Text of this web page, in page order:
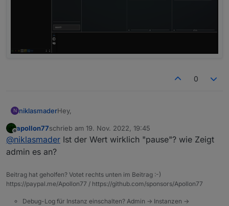
0
N niklasmaderHey,
mag mir einer bei einem ganz einfachen Skript
helfen? Ich möchte einfach nur bei Änderung von
nicht mit dem String Value 'play' oder 'pause'. Ich
habs schon mit Anführungszeichen doppelt oder
einfach probiert.
Offline
apollon77schrieb am 19. Nov. 2022, 19:45
zuletzt editiert von
@niklasmader Ist der Wert wirklich "pause"? wie Zeigt
admin es an?
Beitrag hat geholfen? Votet rechts unten im Beitrag :-)
https://paypal.me/Apollon77 / https://github.com/sponsors/Apollon77
Debug-Log für Instanz einschalten? Admin -> Instanzen ->